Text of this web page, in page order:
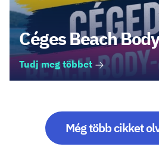
Céges Beach
Tudj meg többet
Még több cikket